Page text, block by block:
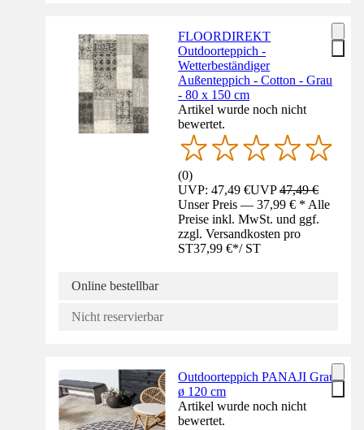
FLOORDIREKT
Outdoorteppich -
Wetterbeständiger
Außenteppich - Cotton - Grau
- 80 x 150 cm
Artikel wurde noch nicht
bewertet.
(0)
UVP: 47,49 €UVP47,49 €
Unser Preis — 37,99 € * Alle
Preise inkl. MwSt. und ggf.
zzgl. Versandkosten pro
ST37,99 €*/ ST
Online bestellbar
Nicht reservierbar
Outdoorteppich PANAJI Grau
ø 120 cm
Artikel wurde noch nicht
bewertet.